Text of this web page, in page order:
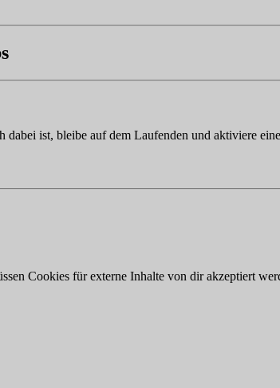
dabei ist, bleibe auf dem Laufenden und aktiviere
Cookies für externe Inhalte von dir akzeptiert